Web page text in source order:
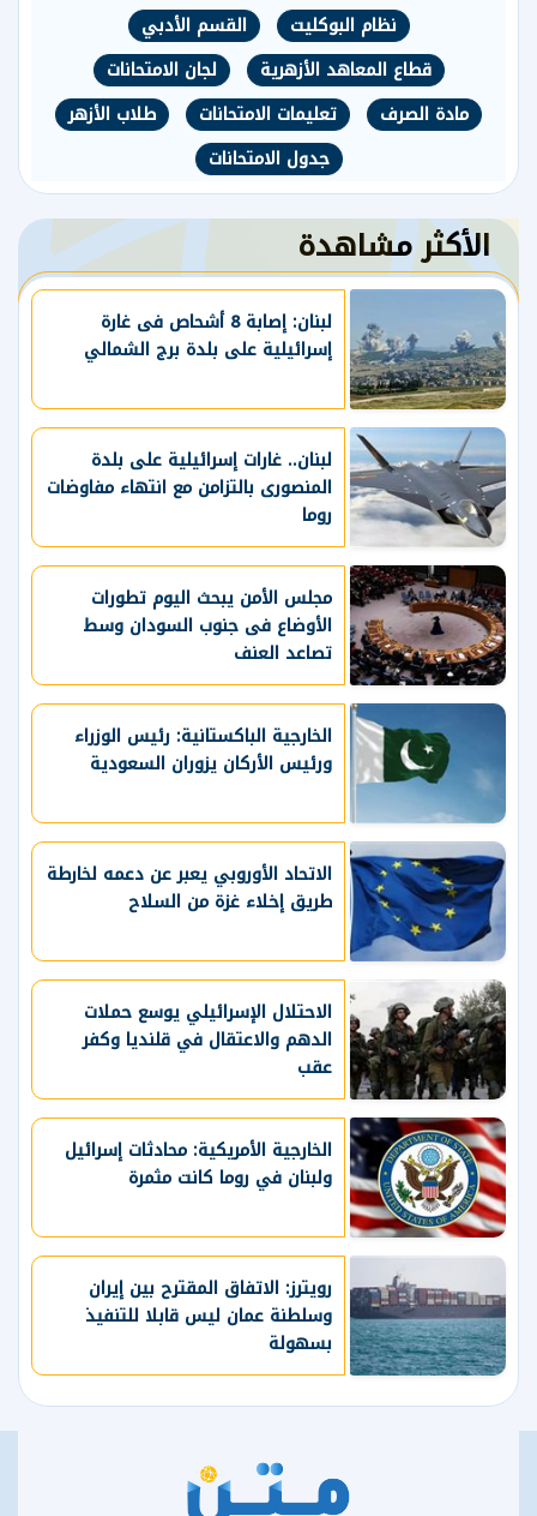
نظام البوكليت
القسم الأدبي
قطاع المعاهد الأزهرية
لجان الامتحانات
مادة الصرف
تعليمات الامتحانات
طلاب الأزهر
جدول الامتحانات
الأكثر مشاهدة
لبنان: إصابة 8 أشحاص فى غارة
إسرائيلية على بلدة برج الشمالي
لبنان.. غارات إسرائيلية على بلدة
المنصورى بالتزامن مع انتهاء مفاوضات
روما
مجلس الأمن يبحث اليوم تطورات
الأوضاع فى جنوب السودان وسط
تصاعد العنف
الخارجية الباكستانية: رئيس الوزراء
ورئيس الأركان يزوران السعودية
الاتحاد الأوروبي يعبر عن دعمه لخارطة
طريق إخلاء غزة من السلاح
الاحتلال الإسرائيلي يوسع حملات
الدهم والاعتقال في قلنديا وكفر
عقب
الخارجية الأمريكية: محادثات إسرائيل
ولبنان في روما كانت مثمرة
رويترز: الاتفاق المقترح بين إيران
وسلطنة عمان ليس قابلا للتنفيذ
بسهولة